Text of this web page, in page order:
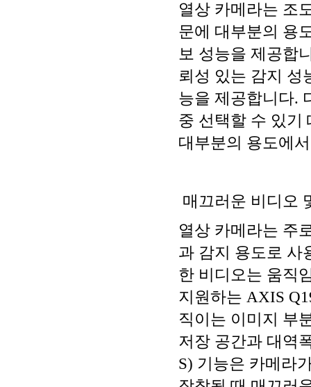
열상 카메라는 조
문에 대부분의 용
보 성능을 제공합
뢰성 있는 감지 성
능을 제공합니다.
중 선택할 수 있기
대부분의 용도에
매끄러운 비디오
열상 카메라는 주
과 감지 용도로 사
한 비디오는 움직
지원하는 AXIS
직이는 이미지 부
저장 공간과 대역
S) 기능은 카메라